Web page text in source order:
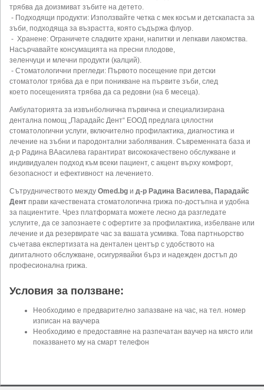
трябва да доизмиват зъбите на детето.
- Подходящи продукти: Използвайте четка с мек косъм и детскапаста за
зъби, подходяща за възрастта, която съдържа флуор.
- Хранене: Ограничете сладките храни, напитки и лепкави лакомства.
Насърчавайте консумацията на пресни плодове,
зеленчуци и млечни продукти (калций).
- Стоматологични прегледи: Първото посещение при детски
стоматолог трябва да е при поникване на първите зъби, след
което посещенията трябва да са редовни (на 6 месеца).
Амбулаторията за извънболнична първична и специализирана
дентална помощ „Парадайс Дент“ ЕООД предлага цялостни
стоматологични услуги, включително профилактика, диагностика и
лечение на зъбни и пародонтални заболявания. Съвременната база и
д-р Радина ВАасилева гарантират висококачествено обслужване и
индивидуален подход към всеки пациент, с акцент върху комфорт,
безопасност и ефективност на лечението.
Сътрудничеството между Omed.bg и д-р Радина Василева, Парадайс
Дент прави качествената стоматологична грижа по-достъпна и удобна
за пациентите. Чрез платформата можете лесно да разгледате
услугите, да се запознаете с офертите за профилактика, избелване или
лечение и да резервирате час за вашата усмивка. Това партньорство
съчетава експертизата на дентален център с удобството на
дигиталното обслужване, осигурявайки бърз и надежден достъп до
професионална грижа.
Условия за ползване:
Необходимо е предварително запазване на час, на тел. номер
изписан на ваучера
Необходимо е предоставяне на разпечатан ваучер на място или
показването му на смарт телефон